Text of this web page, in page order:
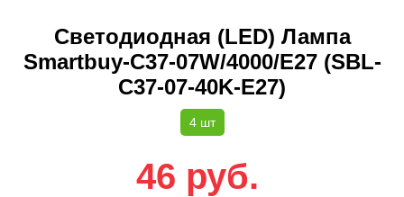
Светодиодная (LED) Лампа
Smartbuy-C37-07W/4000/E27 (SBL-
C37-07-40K-E27)
4 шт
46 руб.